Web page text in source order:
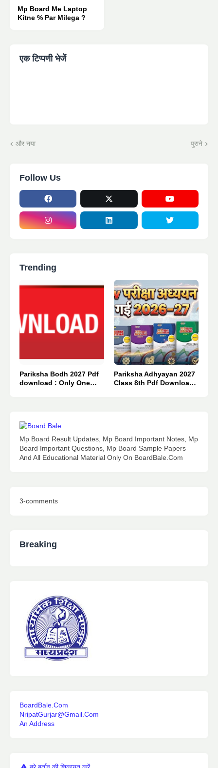
Mp Board Me Laptop
Kitne % Par Milega ?
एक टिप्पणी भेजें
और नया पुराने
Follow Us
Trending
Pariksha Bodh 2027 Pdf
download : Only One
Pariksha Adhyayan 2027
Class 8th Pdf Download :
Mp Board Result Updates, Mp Board Important Notes, Mp
Board Important Questions, Mp Board Sample Papers
And All Educational Material Only On BoardBale.Com
3-comments
Breaking
BoardBale.Com
NripatGurjar@Gmail.Com
An Address